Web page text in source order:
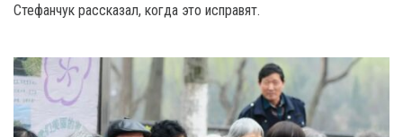
Стефанчук рассказал, когда это исправят.